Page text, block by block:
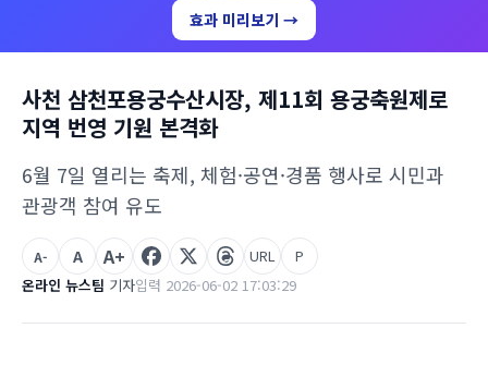
효과 미리보기 →
사천 삼천포용궁수산시장, 제11회 용궁축원제로
지역 번영 기원 본격화
6월 7일 열리는 축제, 체험·공연·경품 행사로 시민과
관광객 참여 유도
온라인 뉴스팀 기자입력 2026-06-02 17:03:29
A- A A+ URL P